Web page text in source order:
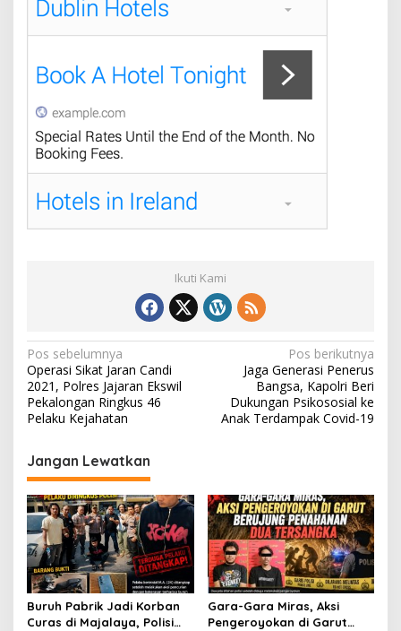
Ikuti Kami
N
a
v
i
g
a
s
i
p
o
s
Pos sebelumnya
Operasi Sikat Jaran Candi
2021, Polres Jajaran Ekswil
Pekalongan Ringkus 46
Pelaku Kejahatan
Pos berikutnya
Jaga Generasi Penerus
Bangsa, Kapolri Beri
Dukungan Psikososial ke
Anak Terdampak Covid-19
Jangan Lewatkan
Buruh Pabrik Jadi Korban
Curas di Majalaya, Polisi
Gara-Gara Miras, Aksi
Pengeroyokan di Garut